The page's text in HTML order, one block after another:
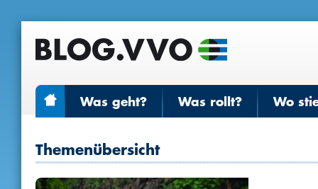
Was geht? Was rollt? Wo
Themenübersicht